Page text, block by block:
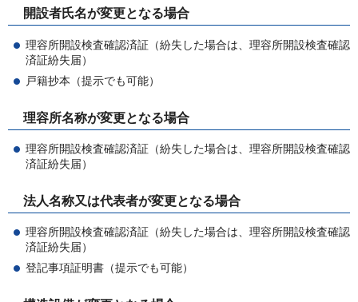
開設者氏名が変更となる場合
理容所開設検査確認済証（紛失した場合は、理容所開設検査確認
済証紛失届）
戸籍抄本（提示でも可能）
理容所名称が変更となる場合
理容所開設検査確認済証（紛失した場合は、理容所開設検査確認
済証紛失届）
法人名称又は代表者が変更となる場合
理容所開設検査確認済証（紛失した場合は、理容所開設検査確認
済証紛失届）
登記事項証明書（提示でも可能）